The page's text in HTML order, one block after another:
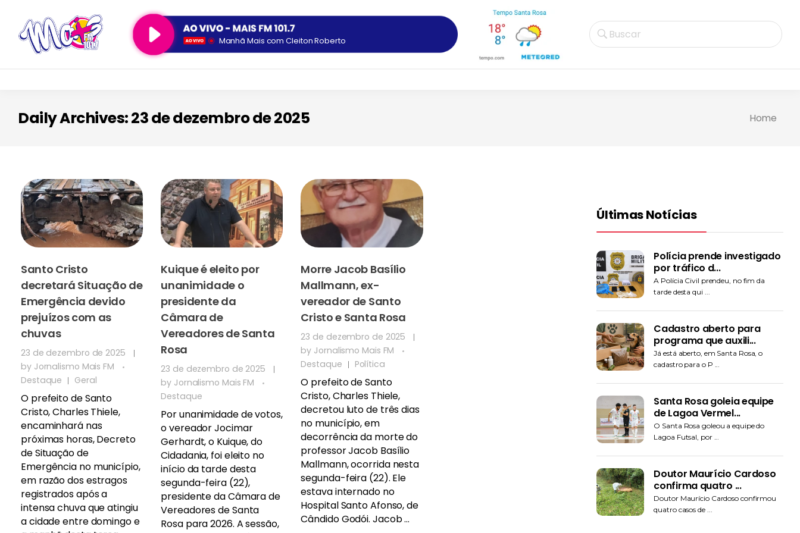
Manhã Mais com Cleiton Roberto Buscar
Home
Daily Archives: 23 de dezembro de 2025
Santo Cristo
decretará Situação de
Emergência devido
prejuízos com as
chuvas
23 de dezembro de 2025
by Jornalismo Mais FM
Destaque
Geral
O prefeito de Santo
Cristo, Charles Thiele,
encaminhará nas
próximas horas, Decreto
de Situação de
Emergência no município,
em razão dos estragos
registrados após a
intensa chuva que atingiu
a cidade entre domingo e
Kuique é eleito por
unanimidade o
presidente da
Câmara de
Vereadores de Santa
Rosa
23 de dezembro de 2025
by Jornalismo Mais FM
Destaque
Por unanimidade de votos,
o vereador Jocimar
Gerhardt, o Kuique, do
Cidadania, foi eleito no
início da tarde desta
segunda-feira (22),
presidente da Câmara de
Vereadores de Santa
Rosa para 2026. A sessão,
Morre Jacob Basílio
Mallmann, ex-
vereador de Santo
Cristo e Santa Rosa
23 de dezembro de 2025
by Jornalismo Mais FM
Destaque
Política
O prefeito de Santo
Cristo, Charles Thiele,
decretou luto de três dias
no município, em
decorrência da morte do
professor Jacob Basílio
Mallmann, ocorrida nesta
segunda-feira (22). Ele
estava internado no
Hospital Santo Afonso, de
Cândido Godói. Jacob ...
Últimas Notícias
Polícia prende investigado
por tráfico d...
A Polícia Civil prendeu, no fim da
tarde desta qui ...
Cadastro aberto para
programa que auxili...
Já está aberto, em Santa Rosa, o
cadastro para o P ...
Santa Rosa goleia equipe
de Lagoa Vermel...
O Santa Rosa goleou a equipe do
Lagoa Futsal, por ...
Doutor Maurício Cardoso
confirma quatro ...
Doutor Maurício Cardoso confirmou
quatro casos de ...